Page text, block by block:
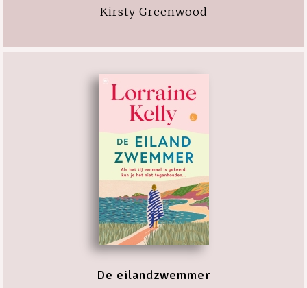
Kirsty Greenwood
De eilandzwemmer